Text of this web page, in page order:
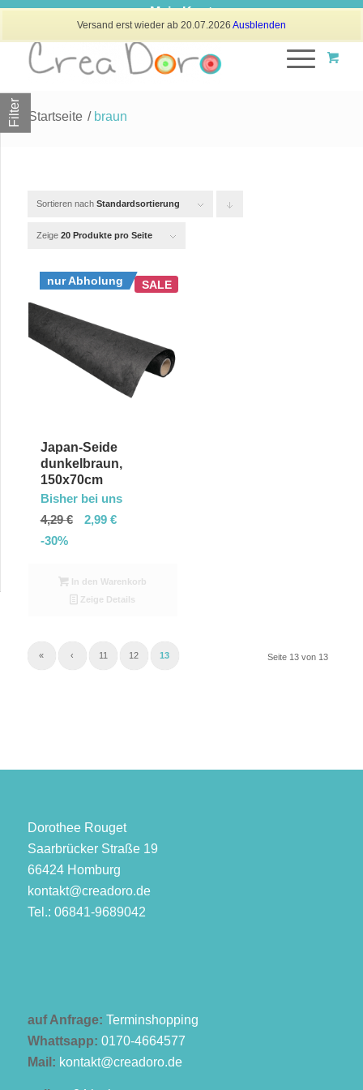
Mein Konto
Startseite / braun
Sortieren nach Standardsortierung
Zeige 20 Produkte pro Seite
nur Abholung SALE
Japan-Seide
dunkelbraun,
150x70cm
Bisher bei uns
4,29€ 2,99 €
-30%
In den Warenkorb
Zeige Details
Seite 13 von 13
« ‹ 11 12 13
Dorothee Rouget
Saarbrücker Straße 19
66424 Homburg
kontakt@creadoro.de
Tel.: 06841-9689042
auf Anfrage: Terminshopping
Whattsapp: 0170-4664577
Mail: kontakt@creadoro.de
Filter
Versand erst wieder ab 20.07.2026 Ausblenden